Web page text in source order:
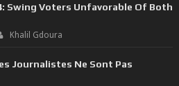
Swing Voters Unfavorable Of Both
Khalil Gdoura
Journalistes Ne Sont Pas